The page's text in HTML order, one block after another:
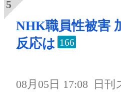
NHK職員性被害
反応は 166
08月05日 17:08 日刊